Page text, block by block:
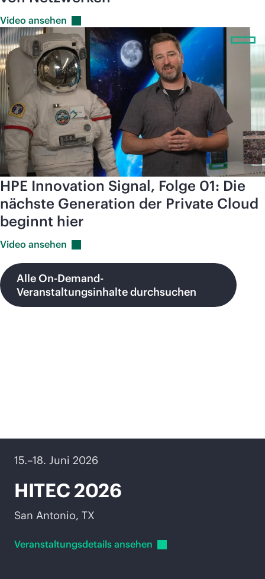
Video ansehen
HPE Innovation Signal, Folge 01: Die
nächste Generation der Private Cloud
beginnt hier
Video ansehen
Alle On-Demand-
Veranstaltungsinhalte durchsuchen
15.–18. Juni 2026
HITEC 2026
San Antonio, TX
Veranstaltungsdetails ansehen